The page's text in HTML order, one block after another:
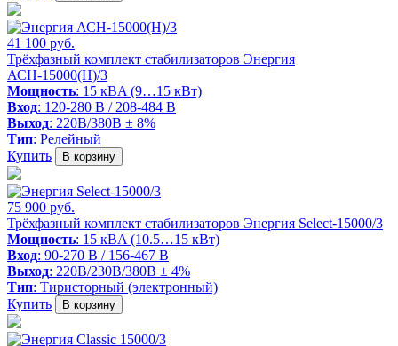
41 100 руб.
Трёхфазный комплект стабилизаторов Энергия
АСН-15000(Н)/3
Мощность: 15 кВA (9…15 кВт)
Вход: 120-280 В / 208-484 В
Выход: 220В/380В ± 8%
Тип: Релейный
Купить
В корзину
75 900 руб.
Трёхфазный комплект стабилизаторов Энергия Select-15000/3
Мощность: 15 кВA (10.5…15 кВт)
Вход: 90-270 В / 156-467 В
Выход: 220В/230В/380В ± 4%
Тип: Тиристорный (электронный)
Купить
В корзину